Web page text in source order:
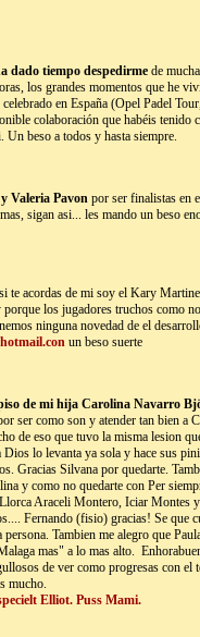
dado tiempo despedirme de
los grandes momentos que he
en España (Opel Padel
colaboración que habéis tenido
beso a todos y hasta siempre.
Valeria Pavon por ser finalistas en
sigan asi... les mando un beso
te acordas de mi soy el Kary
los jugadores truchos como
ninguna novedad de el
un beso suerte
de mi hija Carolina Navarro
ser como son y atender tan bien a
de eso que tuvo la misma lesion
Dios lo levanta ya sola y hace sus
Gracias Silvana por quedarte.
y como no quedarte con Per
Araceli Montero, Iciar Montes y
Fernando (fisio) gracias! Se que
persona. Tambien me alegro que
mas" a lo mas alto.
de ver como progresas con el
mucho.
Elliot. Puss Mami.